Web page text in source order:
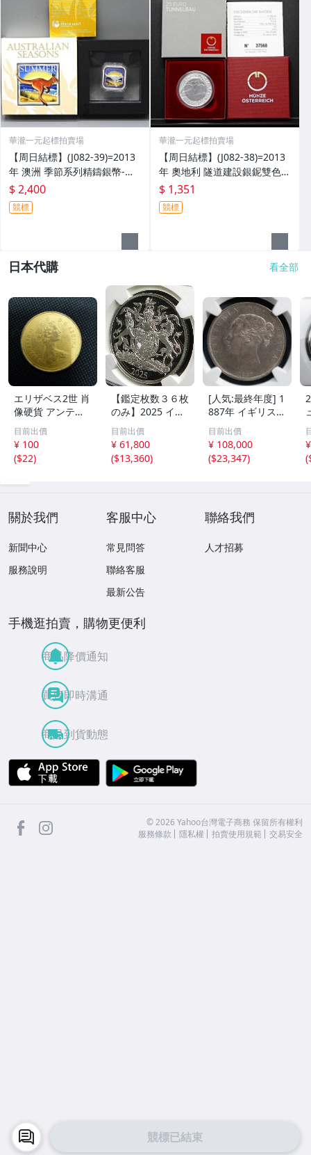
競標已結束
華瀧一元起標拍賣場
【周日結標】(J082-39)=2013
年 澳洲 季節系列精鑄銀幣-夏
天(澳洲袋鼠)1 OZ方形彩色銀
幣=原盒證 =保真
$ 2,400
競標
華瀧一元起標拍賣場
【周日結標】(J082-38)=2013
年 奧地利 隧道建設銀鈮雙色幣
(獲獎幣)=原盒證/16.5g =保真
$ 1,351
競標
日本代購 看全部
エリザベス2世 肖
像硬貨 アンティ
ークコイン 海外
古銭
目前出價
¥ 100
($22)
【鑑定枚数３６枚
のみ】2025 イギ
リス 5ポンド 銀
貨 NGC PF70 Ultr
a Cameo First Re
leases ロイヤル
目前出價
¥ 61,800
($13,360)
[人気:最終年度] 1
887年 イギリス
ビクトリア女王
ハーフクラウン
銀貨 NGC AU58
ヤングヘッド ア
目前出價
¥ 108,000
($23,347)
(
關於我們
新聞中心
服務說明
客服中心
常見問答
聯絡客服
最新公告
聯絡我們
人才招募
手機逛拍賣，購物更便利
商品降價通知
買賣即時溝通
商品到貨動態
APP Store
facebook ©2026 Yahoo台灣電子商務 保留所有權利
服務條款
隱私權 拍賣使用規範 交易安全